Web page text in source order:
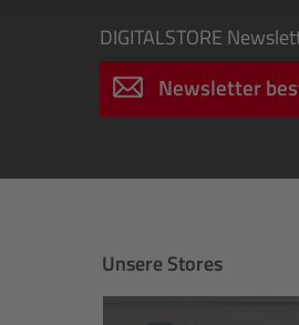
DIGITALSTORE
Newsletter
Unsere Stores